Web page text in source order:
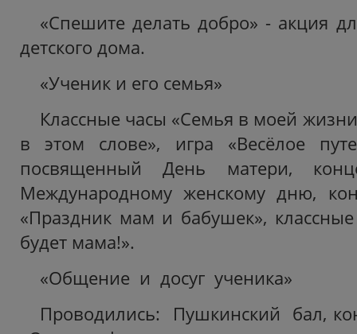
«Спешите делать добро» - акция
детского дома.
«Ученик и его семья»
Классные часы «Семья в моей
в этом слове», игра «Весёлое
посвященный День матери,
Международному женскому дню,
«Праздник мам и бабушек», классные
будет мама!».
«Общение и досуг ученика»
Проводились: Пушкинский бал,